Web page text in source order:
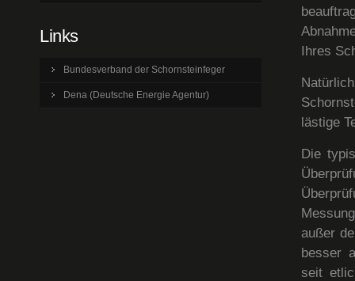
Ihres
lästige
Die
außer
besser
seit
Links
Bundesverband der Schornsteinfeger
Dena (Deutsche Energie Agentur)